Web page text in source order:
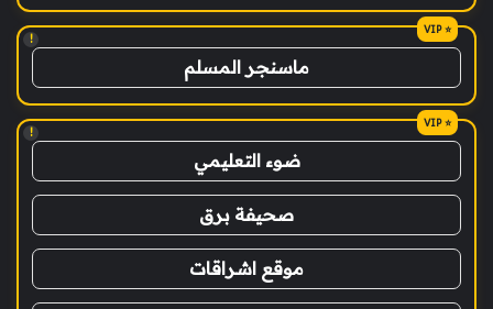
!
ماسنجر المسلم
!
ضوء التعليمي
صحيفة برق
موقع اشراقات